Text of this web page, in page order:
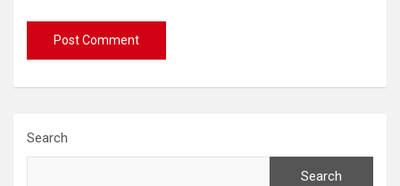
Search
Search